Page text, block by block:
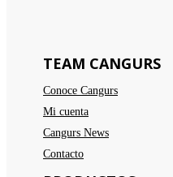
TEAM CANGURS
Conoce Cangurs
Mi cuenta
Cangurs News
Contacto